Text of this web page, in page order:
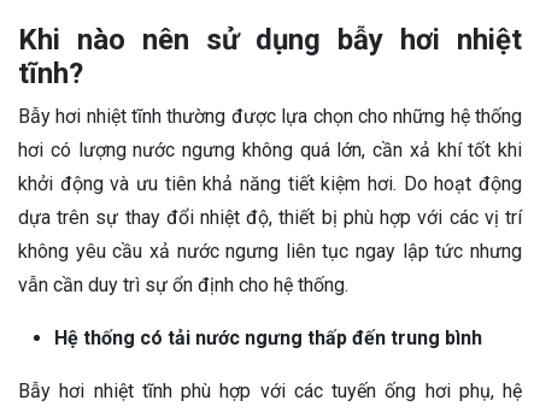
Khi nào nên sử dụng bẫy hơi nhiệt
tĩnh?
Bẫy hơi nhiệt tĩnh thường được lựa chọn cho những hệ thống
hơi có lượng nước ngưng không quá lớn, cần xả khí tốt khi
khởi động và ưu tiên khả năng tiết kiệm hơi. Do hoạt động
dựa trên sự thay đổi nhiệt độ, thiết bị phù hợp với các vị trí
không yêu cầu xả nước ngưng liên tục ngay lập tức nhưng
vẫn cần duy trì sự ổn định cho hệ thống.
Hệ thống có tải nước ngưng thấp đến trung bình
Bẫy hơi nhiệt tĩnh phù hợp với các tuyến ống hơi phụ, hệ